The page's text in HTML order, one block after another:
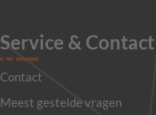
Service & Contact
Contact
Meest gestelde vragen